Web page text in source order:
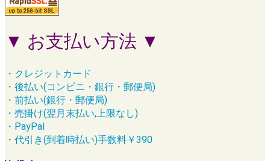
▼ お支払い方法 ▼
・クレジットカード
・後払い(コンビニ・銀行・郵便局)
・前払い(銀行・郵便局)
・売掛け(翌月末払い,上限なし)
・PayPal
・代引き(到着時払い)手数料￥390